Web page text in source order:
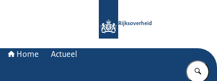
Rijksoverheid
Home Actueel